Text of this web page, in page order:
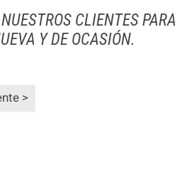
CLIENTES PARA
Y DE OCASIÓN.
>